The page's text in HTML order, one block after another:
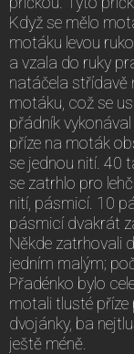
Když se mělo
motáku levou
a vzala do ruky
natáčela střídavě
motáku, což se
přádník
příze na moták
se jednou nití. 40
se zatrhlo pro
nití, pásmicí. 10
pásmicí dvakrát
Někde zatrhovali
jedním malým;
Přadénko bylo
motali tlusté příze
dvojánky, ba
ještě méně.